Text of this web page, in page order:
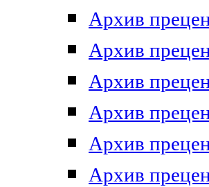
Архив
Архив
Архив
Архив
Архив
Архив